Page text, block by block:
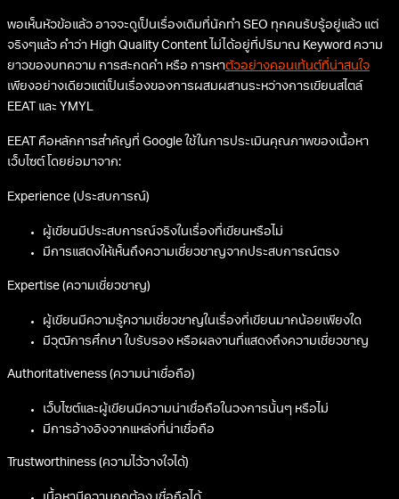
พอเห็นหัวข้อแล้ว อาจจะดูเป็นเรื่องเดิมที่นักทำ SEO ทุกคนรับรู้อยู่แล้ว แต่
จริงๆแล้ว คำว่า High Quality Content ไม่ได้อยู่ที่ปริมาณ Keyword ความ
ยาวของบทความ การสะกดคำ หรือ การหาตัวอย่างคอนเท้นต์ที่น่าสนใจ
เพียงอย่างเดียวแต่เป็นเรื่องของการผสมผสานระหว่างการเขียนสไตล์
EEAT และ YMYL
EEAT คือหลักการสำคัญที่ Google ใช้ในการประเมินคุณภาพของเนื้อหา
เว็บไซต์ โดยย่อมาจาก:
Experience (ประสบการณ์)
ผู้เขียนมีประสบการณ์จริงในเรื่องที่เขียนหรือไม่
มีการแสดงให้เห็นถึงความเชี่ยวชาญจากประสบการณ์ตรง
Expertise (ความเชี่ยวชาญ)
ผู้เขียนมีความรู้ความเชี่ยวชาญในเรื่องที่เขียนมากน้อยเพียงใด
มีวุฒิการศึกษา ใบรับรอง หรือผลงานที่แสดงถึงความเชี่ยวชาญ
Authoritativeness (ความน่าเชื่อถือ)
เว็บไซต์และผู้เขียนมีความน่าเชื่อถือในวงการนั้นๆ หรือไม่
มีการอ้างอิงจากแหล่งที่น่าเชื่อถือ
Trustworthiness (ความไว้วางใจได้)